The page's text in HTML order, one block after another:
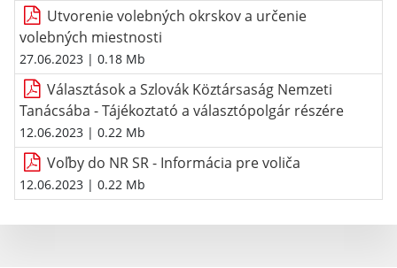
Utvorenie volebných okrskov a určenie
volebných miestnosti
27.06.2023 | 0.18 Mb
Választások a Szlovák Köztársaság Nemzeti
Tanácsába - Tájékoztató a választópolgár részére
12.06.2023 | 0.22 Mb
Voľby do NR SR - Informácia pre voliča
12.06.2023 | 0.22 Mb